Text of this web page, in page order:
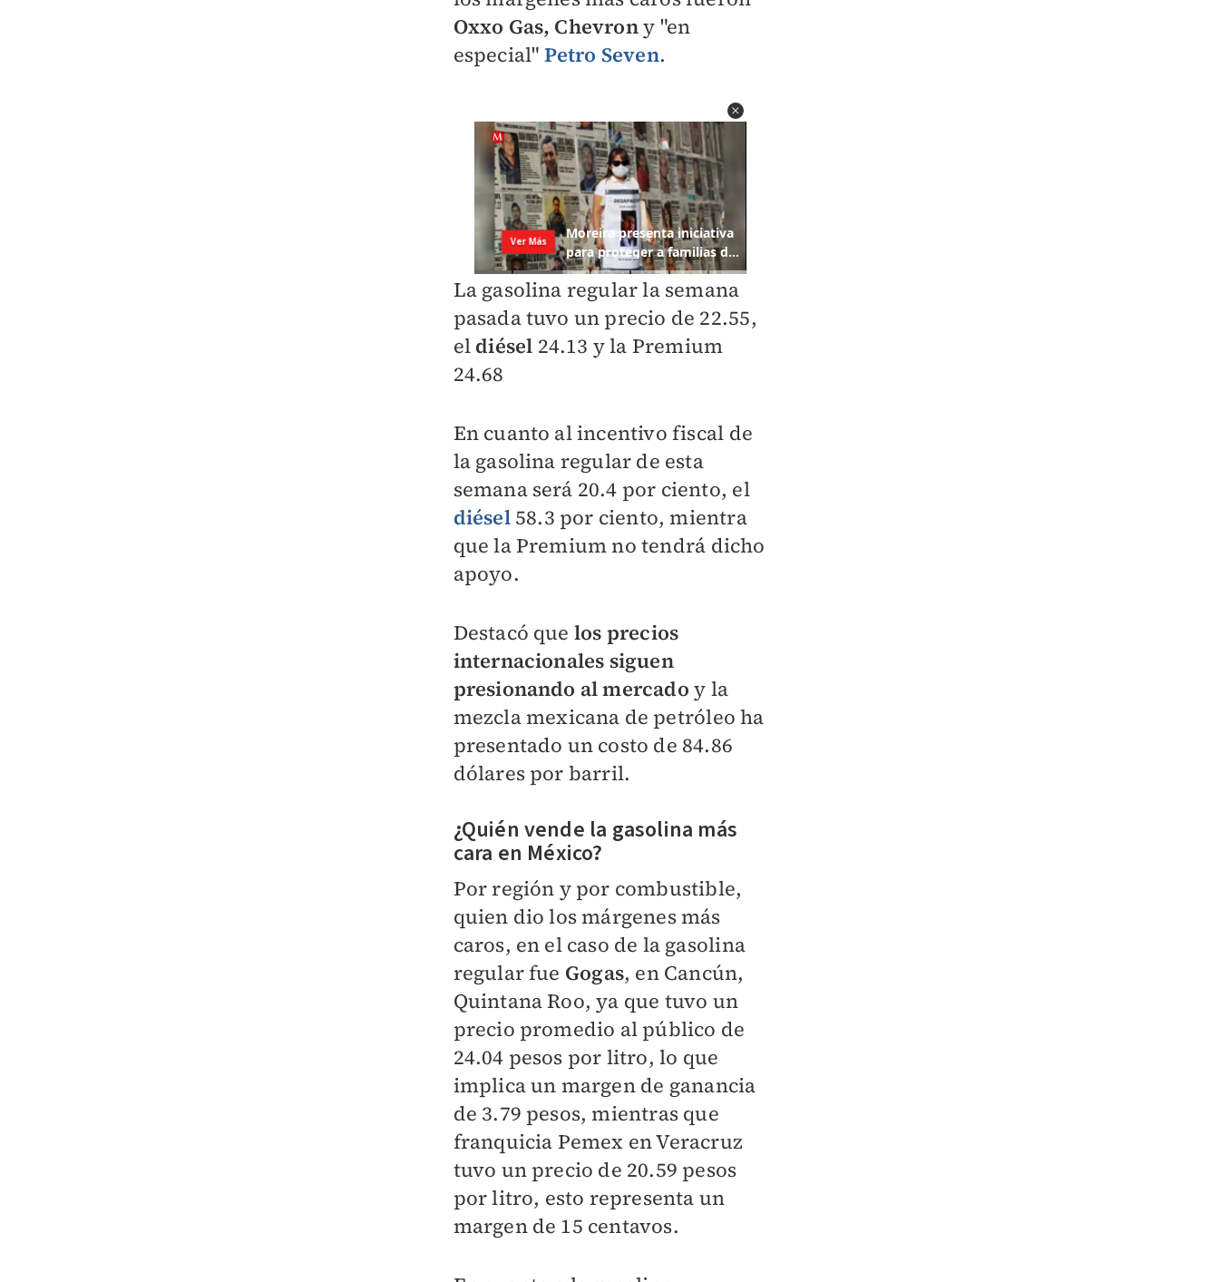
Oxxo Gas, Chevrony "en
especial" Petro Seven.
La gasolina regular la semana
pasada tuvo un precio de 22.55,
el diésel 24.13 y la Premium
24.68
En cuanto al incentivo fiscal de
la gasolina regular de esta
semana será 20.4 por ciento, el
diésel58.3 por ciento, mientra
que la Premium no tendrá dicho
apoyo.
Destacó que los precios
internacionales siguen
presionando al mercadoy la
mezcla mexicana de petróleo ha
presentado un costo de 84.86
dólares por barril.
¿Quién vende la gasolina más
cara en México?
Por región y por combustible,
quien dio los márgenes más
caros, en el caso de la gasolina
regular fue Gogas, en Cancún,
Quintana Roo, ya que tuvo un
precio promedio al público de
24.04 pesos por litro, lo que
implica un margen de ganancia
de 3.79 pesos, mientras que
franquicia Pemex en Veracruz
tuvo un precio de 20.59 pesos
por litro, esto representa un
margen de 15 centavos.